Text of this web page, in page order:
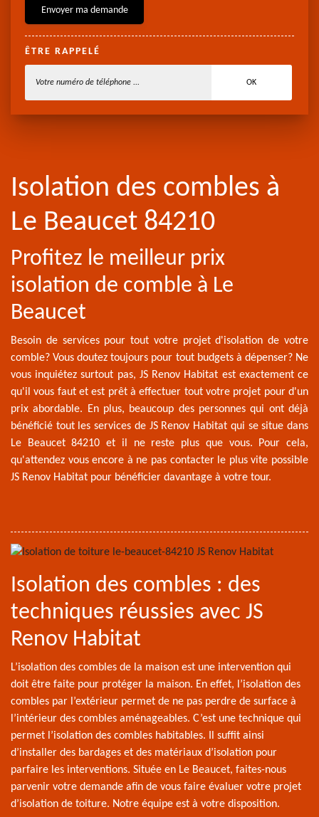
ÊTRE RAPPELÉ
Isolation des combles à
Le Beaucet 84210
Profitez le meilleur prix
isolation de comble à Le
Beaucet
Besoin de services pour tout votre projet d'isolation de votre
comble? Vous doutez toujours pour tout budgets à dépenser? Ne
vous inquiétez surtout pas, JS Renov Habitat est exactement ce
qu'il vous faut et est prêt à effectuer tout votre projet pour d'un
prix abordable. En plus, beaucoup des personnes qui ont déjà
bénéficié tout les services de JS Renov Habitat qui se situe dans
Le Beaucet 84210 et il ne reste plus que vous. Pour cela,
qu'attendez vous encore à ne pas contacter le plus vite possible
JS Renov Habitat pour bénéficier davantage à votre tour.
Isolation des combles : des
techniques réussies avec JS
Renov Habitat
L’isolation des combles de la maison est une intervention qui
doit être faite pour protéger la maison. En effet, l’isolation des
combles par l’extérieur permet de ne pas perdre de surface à
l’intérieur des combles aménageables. C’est une technique qui
permet l’isolation des combles habitables. Il suffit ainsi
d’installer des bardages et des matériaux d’isolation pour
parfaire les interventions. Située en Le Beaucet, faites-nous
parvenir votre demande afin de vous faire évaluer votre projet
d’isolation de toiture. Notre équipe est à votre disposition.